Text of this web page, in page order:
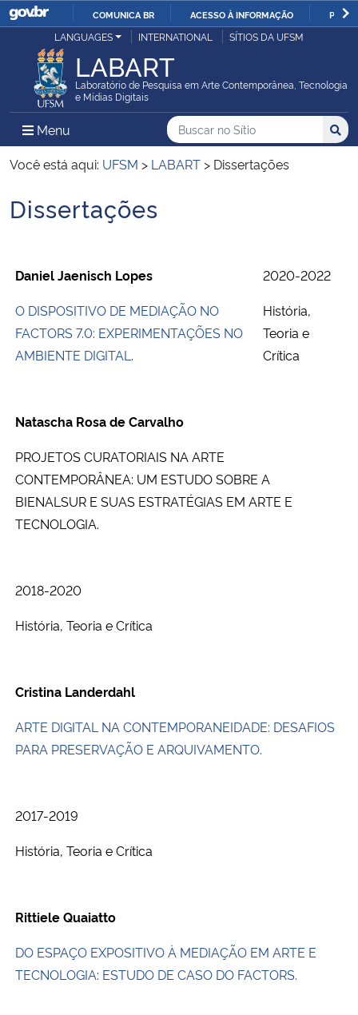
IR
O
COMUNICA BR ACESSO À INFORMAÇÃO
Ministério da Justiça e Segurança Pública
Ministério da Defesa
Ministério das Relações Exteriores
Ministério da Economia
Ministério da Agricultura, Pecuária e Abastecimento
Ministério da Educação
Ministério de Minas e Energia
Ministério da Ciência, Tecnologia, Inovações e Comunicações
Ministério do Turismo
Ministério do Desenvolvimento Regional
Secretaria-Geral
Banco Central do Brasil
LANGUAGES INTERNATIONAL SÍTIOS DA UFSM
LABART
Laboratório de Pesquisa em Arte Contemporânea, Tecnologia
e Mídias Digitais
Menu Menu Principal do Sítio
Busca
Buscar no no Sítio
Busca:
Você está aqui: UFSM > LABART > Dissertações
Início do conteúdo
Dissertações
Daniel Jaenisch Lopes
O DISPOSITIVO DE MEDIAÇÃO NO
FACTORS 7.0: EXPERIMENTAÇÕES NO
AMBIENTE DIGITAL.
2020-2022
História,
Teoria e
Crítica
Natascha Rosa de Carvalho
PROJETOS CURATORIAIS NA ARTE
CONTEMPORÂNEA: UM ESTUDO SOBRE A
BIENALSUR E SUAS ESTRATÉGIAS EM ARTE E
TECNOLOGIA.
2018-2020
História, Teoria e Crítica
Cristina Landerdahl
ARTE DIGITAL NA CONTEMPORANEIDADE: DESAFIOS
PARA PRESERVAÇÃO E ARQUIVAMENTO.
2017-2019
História, Teoria e Crítica
Rittiele Quaiatto
DO ESPAÇO EXPOSITIVO À MEDIAÇÃO EM ARTE E
TECNOLOGIA: ESTUDO DE CASO DO FACTORS.